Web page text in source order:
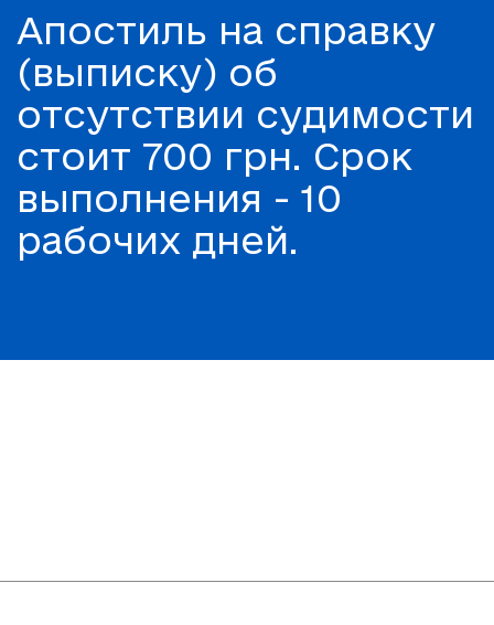
Апостиль на справку
(выписку) об
отсутствии судимости
стоит 700 грн. Срок
выполнения - 10
рабочих дней.